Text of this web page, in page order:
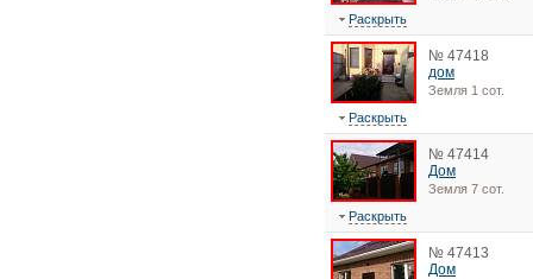
Раскрыть
№ 47418
дом
Земля 1 сот.
Раскрыть
№ 47414
Дом
Земля 7 сот.
Раскрыть
№ 47413
Дом